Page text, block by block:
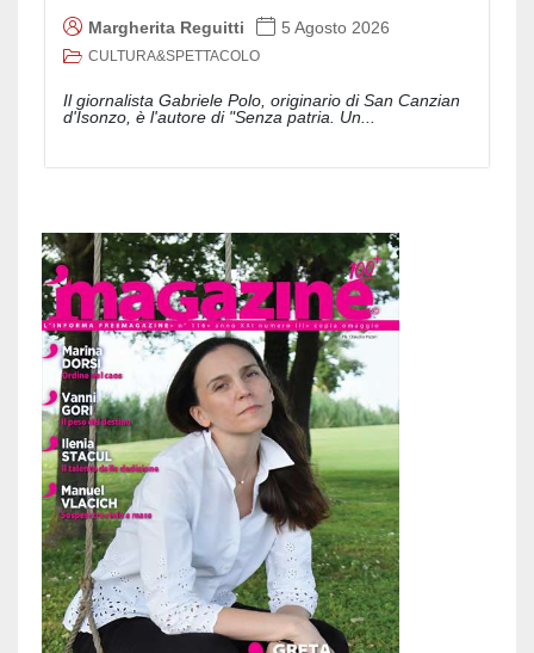
Margherita Reguitti 5 Agosto 2026
CULTURA&SPETTACOLO
Il giornalista Gabriele Polo, originario di San Canzian
d'Isonzo, è l'autore di "Senza patria. Un...